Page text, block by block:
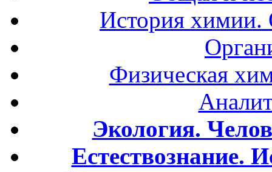
История
Физическая
Экология.
Естествознание.